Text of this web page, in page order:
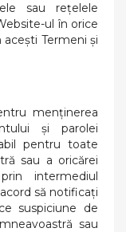
sau rețelele
ul în orice
Termeni și
menținerea
și parolei
pentru toate
sau a oricărei
intermediul
să notificați
suspiciune de
sau